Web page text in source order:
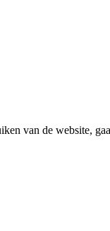
van de website,